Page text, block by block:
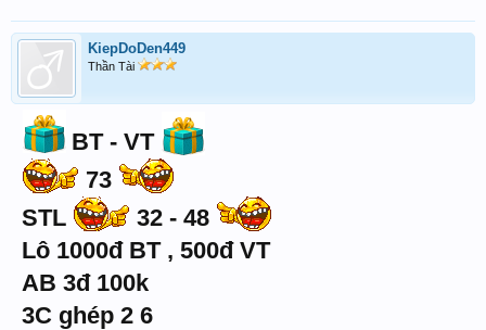
KiepDoDen449
Thần Tài
BT - VT
73
STL
32 - 48
Lô 1000đ BT , 500đ VT
AB 3đ 100k
3C ghép 2 6